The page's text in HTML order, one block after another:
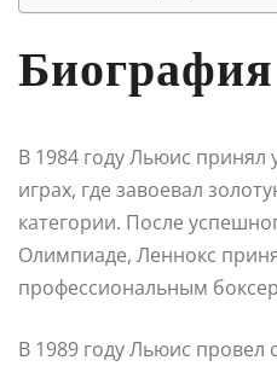
Биография
В 1984 году Льюис принял
играх, где завоевал
категории. После
Олимпиаде, Леннокс
профессиональным
В 1989 году Льюис провел